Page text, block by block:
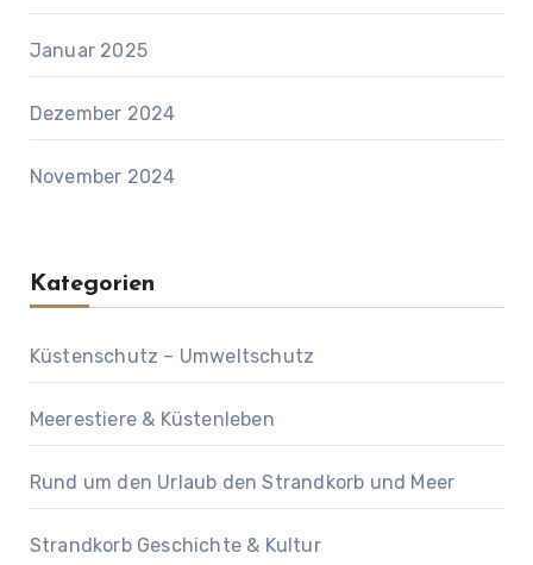
Januar 2025
Dezember 2024
November 2024
Kategorien
Küstenschutz – Umweltschutz
Meerestiere & Küstenleben
Rund um den Urlaub den Strandkorb und Meer
Strandkorb Geschichte & Kultur